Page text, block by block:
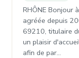
RHÔNE Bonjour
agréée depuis
69210, titulaire
un plaisir
afin de par…